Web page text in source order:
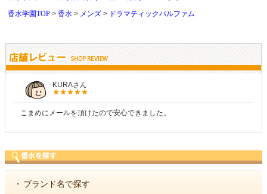
香水学園TOP
香水 メンズ ドラマティックパルファム
KURAさん
こまめにメールを頂けたので安心できました。
・ ブランド名で探す